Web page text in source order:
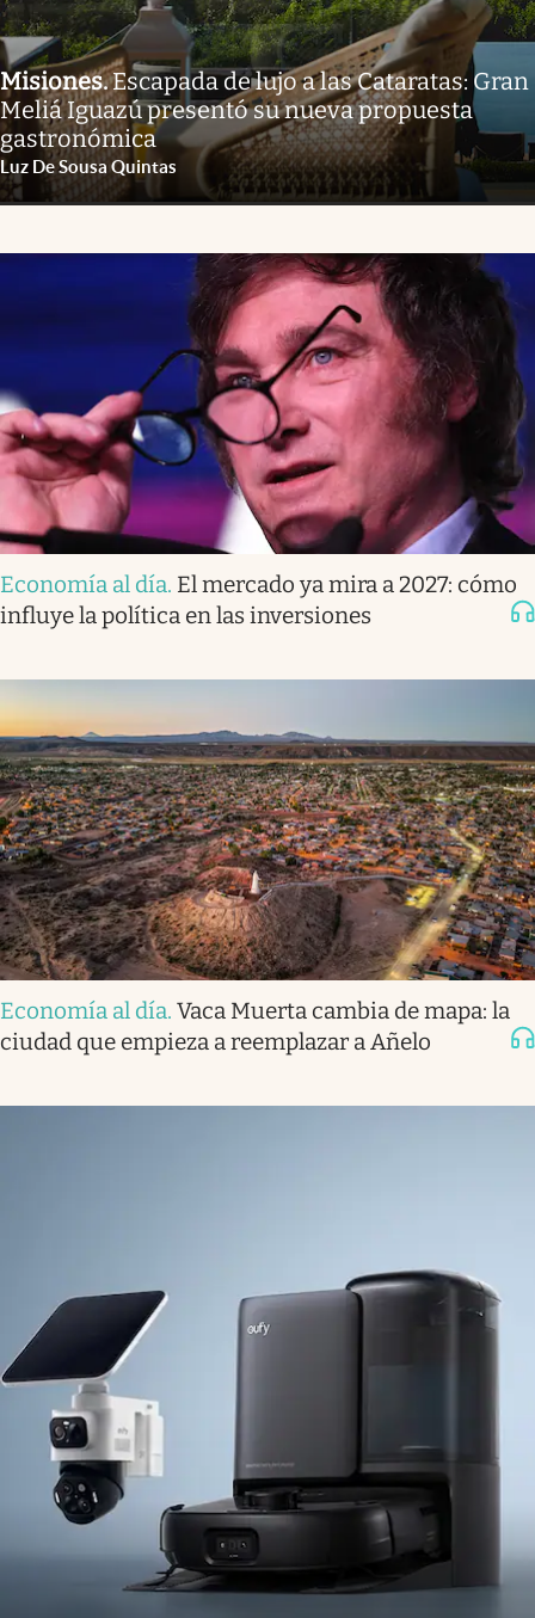
Misiones.Escapada de lujo a las Cataratas: Gran
Meliá Iguazú presentó su nueva propuesta
gastronómica
Luz De Sousa Quintas
Economía al día. El mercado ya mira a 2027: cómo
influye la política en las inversiones
Economía al día. Vaca Muerta cambia de mapa: la
ciudad que empieza a reemplazar a Añelo